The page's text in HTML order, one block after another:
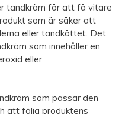
tandkräm för att få vitare
som är säker att
eller tandköttet. Det
som innehåller en
eller
som passar den
att följa produktens